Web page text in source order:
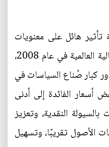
تأثير هائل على معنويات
الأسواق المالية. منذ الأزمة المالية العالمية في عام 2008،
كبار صُناع السياسات في
أسعار الفائدة إلى أدنى
النقدية، وتعزيز
الأصول تقريبًا، وتسهيل